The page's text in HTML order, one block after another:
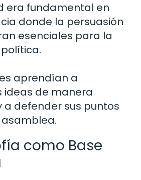
era fundamental en
donde la persuasión
esenciales para la
aprendían a
ideas de manera
a defender sus puntos
como Base